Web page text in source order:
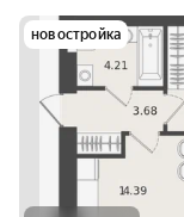
новостройка